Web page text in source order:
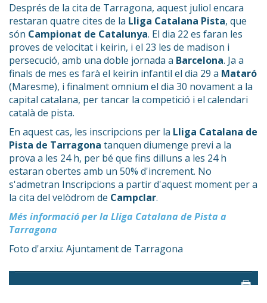
Després de la cita de Tarragona, aquest juliol encara
restaran quatre cites de la Lliga Catalana Pista, que
són Campionat de Catalunya. El dia 22 es faran les
proves de velocitat i keirin, i el 23 les de madison i
persecució, amb una doble jornada a Barcelona. Ja a
finals de mes es farà el keirin infantil el dia 29 a Mataró
(Maresme), i finalment omnium el dia 30 novament a la
capital catalana, per tancar la competició i el calendari
català de pista.
En aquest cas, les inscripcions per la Lliga Catalana de
Pista de Tarragona tanquen diumenge previ a la
prova a les 24 h, per bé que fins dilluns a les 24 h
estaran obertes amb un 50% d'increment. No
s'admetran Inscripcions a partir d'aquest moment per a
la cita del velòdrom de Campclar.
Més informació per la Lliga Catalana de Pista a
Tarragona
Foto d'arxiu: Ajuntament de Tarragona